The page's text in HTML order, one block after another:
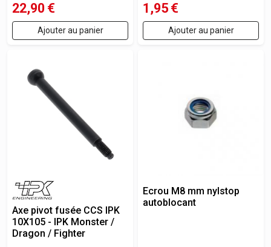
22,90 €
Ajouter au panier
1,95 €
Ajouter au panier
Axe pivot fusée CCS IPK
10X105 - IPK Monster /
Dragon / Fighter
Ecrou M8 mm nylstop
autoblocant